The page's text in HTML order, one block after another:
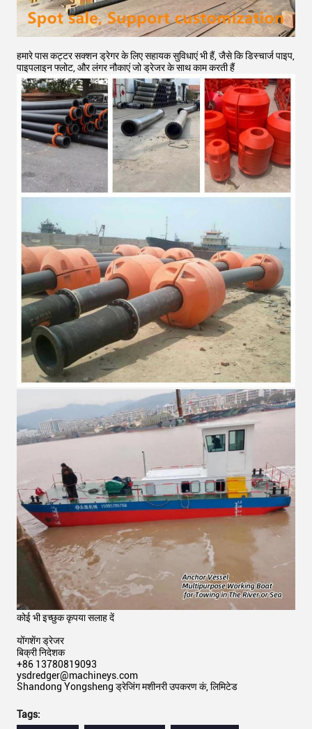
हमारे पास कट्टर सक्शन ड्रेगर के लिए सहायक सुविधाएं भी हैं, जैसे कि डिस्चार्ज पाइप,
पाइपलाइन फ्लोट, और लंगर नौकाएं जो ड्रेजर के साथ काम करती हैं
कोई भी इच्छुक कृपया सलाह दें
योंगशेंग ड्रेजर
बिक्री निदेशक
+86 13780819093
ysdredger@machineys.com
Shandong Yongsheng ड्रेजिंग मशीनरी उपकरण कं, लिमिटेड
Tags: